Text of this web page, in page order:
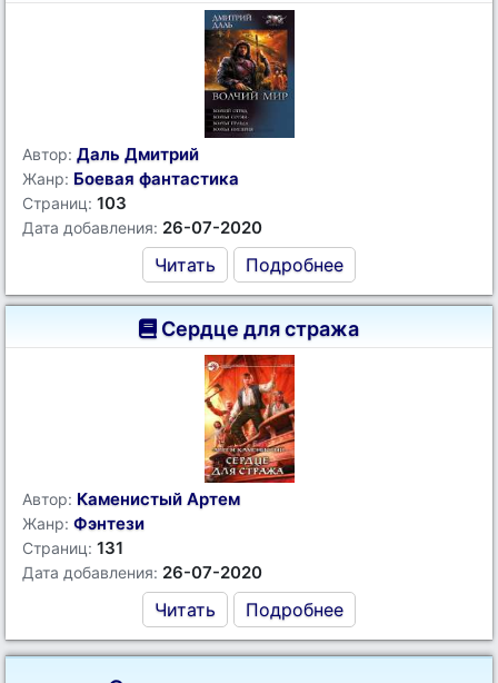
Автор: Даль Дмитрий
Жанр: Боевая фантастика
Страниц: 103
Дата добавления: 26-07-2020
Читать Подробнее
Сердце для стража
Автор: Каменистый Артем
Жанр: Фэнтези
Страниц: 131
Дата добавления: 26-07-2020
Читать Подробнее